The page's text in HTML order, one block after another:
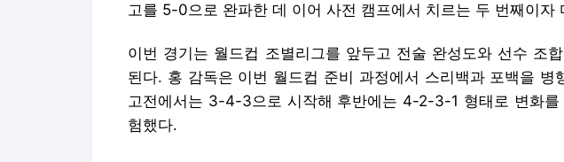
고를 5-0으로 완파한 데 이어 사전 캠프에서 치르는 두 번째이자
이번 경기는 월드컵 조별리그를 앞두고 전술 완성도와 선수 조
된다. 홍 감독은 이번 월드컵 준비 과정에서 스리백과 포백을 병
고전에서는 3-4-3으로 시작해 후반에는 4-2-3-1 형태로 변화를
험했다.